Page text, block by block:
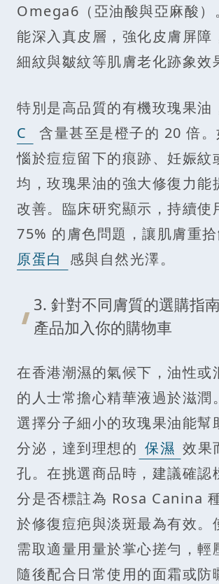
Omega6（亞油酸與亞麻酸）
能深入真皮層，強化皮膚屏障
細紋與皺紋等肌膚老化跡象效
特別是高品質的有機玫瑰果油
C
含量甚至是橙子的 20 倍
惱於痘痘留下的痕跡、妊娠紋
均，玫瑰果油的強大修復力能
改善。臨床研究顯示，持續使
75% 的膚色問題，讓肌膚重
原蛋白
感與自然光澤。
3. 針對不同膚質的選購指
產品加入你的購物車
在香港潮濕的氣候下，油性或
的人士常擔心精華液過於滋潤
選擇分子細小的玫瑰果油能幫
分泌，達到理想的 保濕 效果
孔。在挑選商品時，建議確認
分是否標註為 Rosa Canina
於修復痘疤與淡斑最為有效。
需取適量用量於掌心搓勻，輕
隨後配合日常使用的面霜或防